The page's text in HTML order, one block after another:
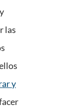
las
y